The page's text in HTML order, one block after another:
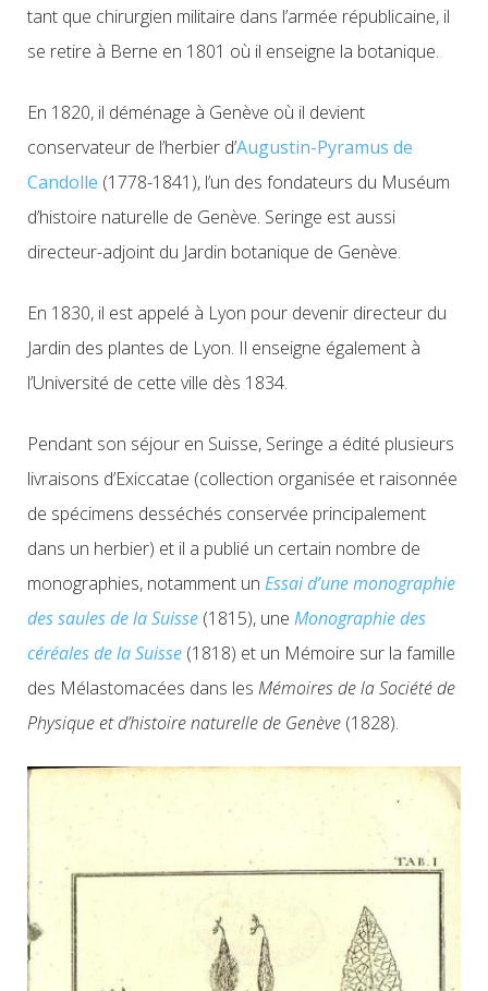
tant que chirurgien militaire dans l’armée républicaine, il
se retire à Berne en 1801 où il enseigne la botanique.
En 1820, il déménage à Genève où il devient
conservateur de l’herbier d’Augustin-Pyramus de
Candolle (1778-1841), l’un des fondateurs du Muséum
d’histoire naturelle de Genève. Seringe est aussi
directeur-adjoint du Jardin botanique de Genève.
En 1830, il est appelé à Lyon pour devenir directeur du
Jardin des plantes de Lyon. Il enseigne également à
l’Université de cette ville dès 1834.
Pendant son séjour en Suisse, Seringe a édité plusieurs
livraisons d’Exiccatae (collection organisée et raisonnée
de spécimens desséchés conservée principalement
dans un herbier) et il a publié un certain nombre de
monographies, notamment un Essai d’une monographie
des saules de la Suisse (1815), une Monographie des
céréales de la Suisse (1818) et un Mémoire sur la famille
des Mélastomacées dans les Mémoires de la Société de
Physique et d’histoire naturelle de Genève (1828).